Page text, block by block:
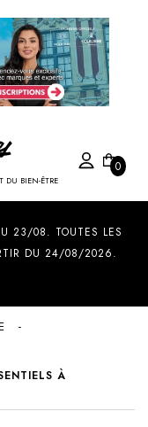
DU BIEN-ÊTRE
0
23/08. TOUTES LES
DU 24/08/2026.
À